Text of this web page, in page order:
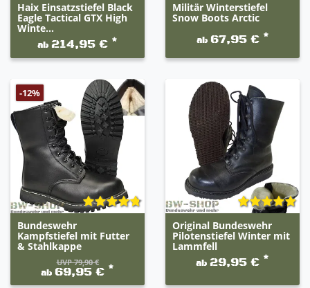
Haix Einsatzstiefel Black
Eagle Tactical GTX High
Winte...
ab 214,95 € *
Militär Winterstiefel
Snow Boots Arctic
ab 67,95 € *
-12%
Bundeswehr
Kampfstiefel mit Futter
& Stahlkappe
UVP 79,90 €
ab 69,95 € *
Original Bundeswehr
Pilotenstiefel Winter mit
Lammfell
ab 29,95 € *